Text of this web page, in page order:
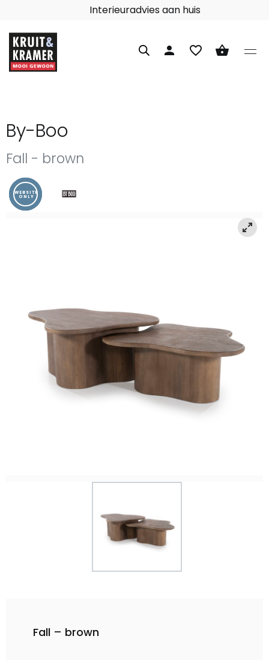
Interieuradvies aan huis
person favorite_border shopping_basket
By-Boo
Fall - brown
WEBSITE
ONLY
Fall – brown